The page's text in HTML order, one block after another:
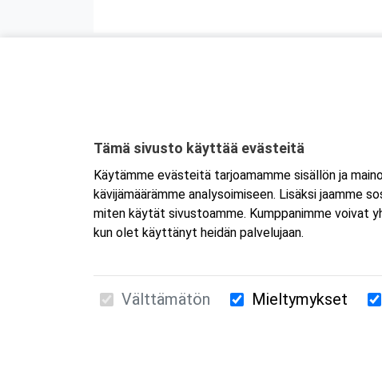
Suomen Ensiapukoulutus Oy / Valimotie 21 /
Tämä sivusto käyttää evästeitä
Käytämme evästeitä tarjoamamme sisällön ja
kävijämäärämme analysoimiseen. Lisäksi jaamme
miten käytät sivustoamme. Kumppanimme voivat
kun olet käyttänyt heidän palvelujaan.
Välttämätön Mieltymykset